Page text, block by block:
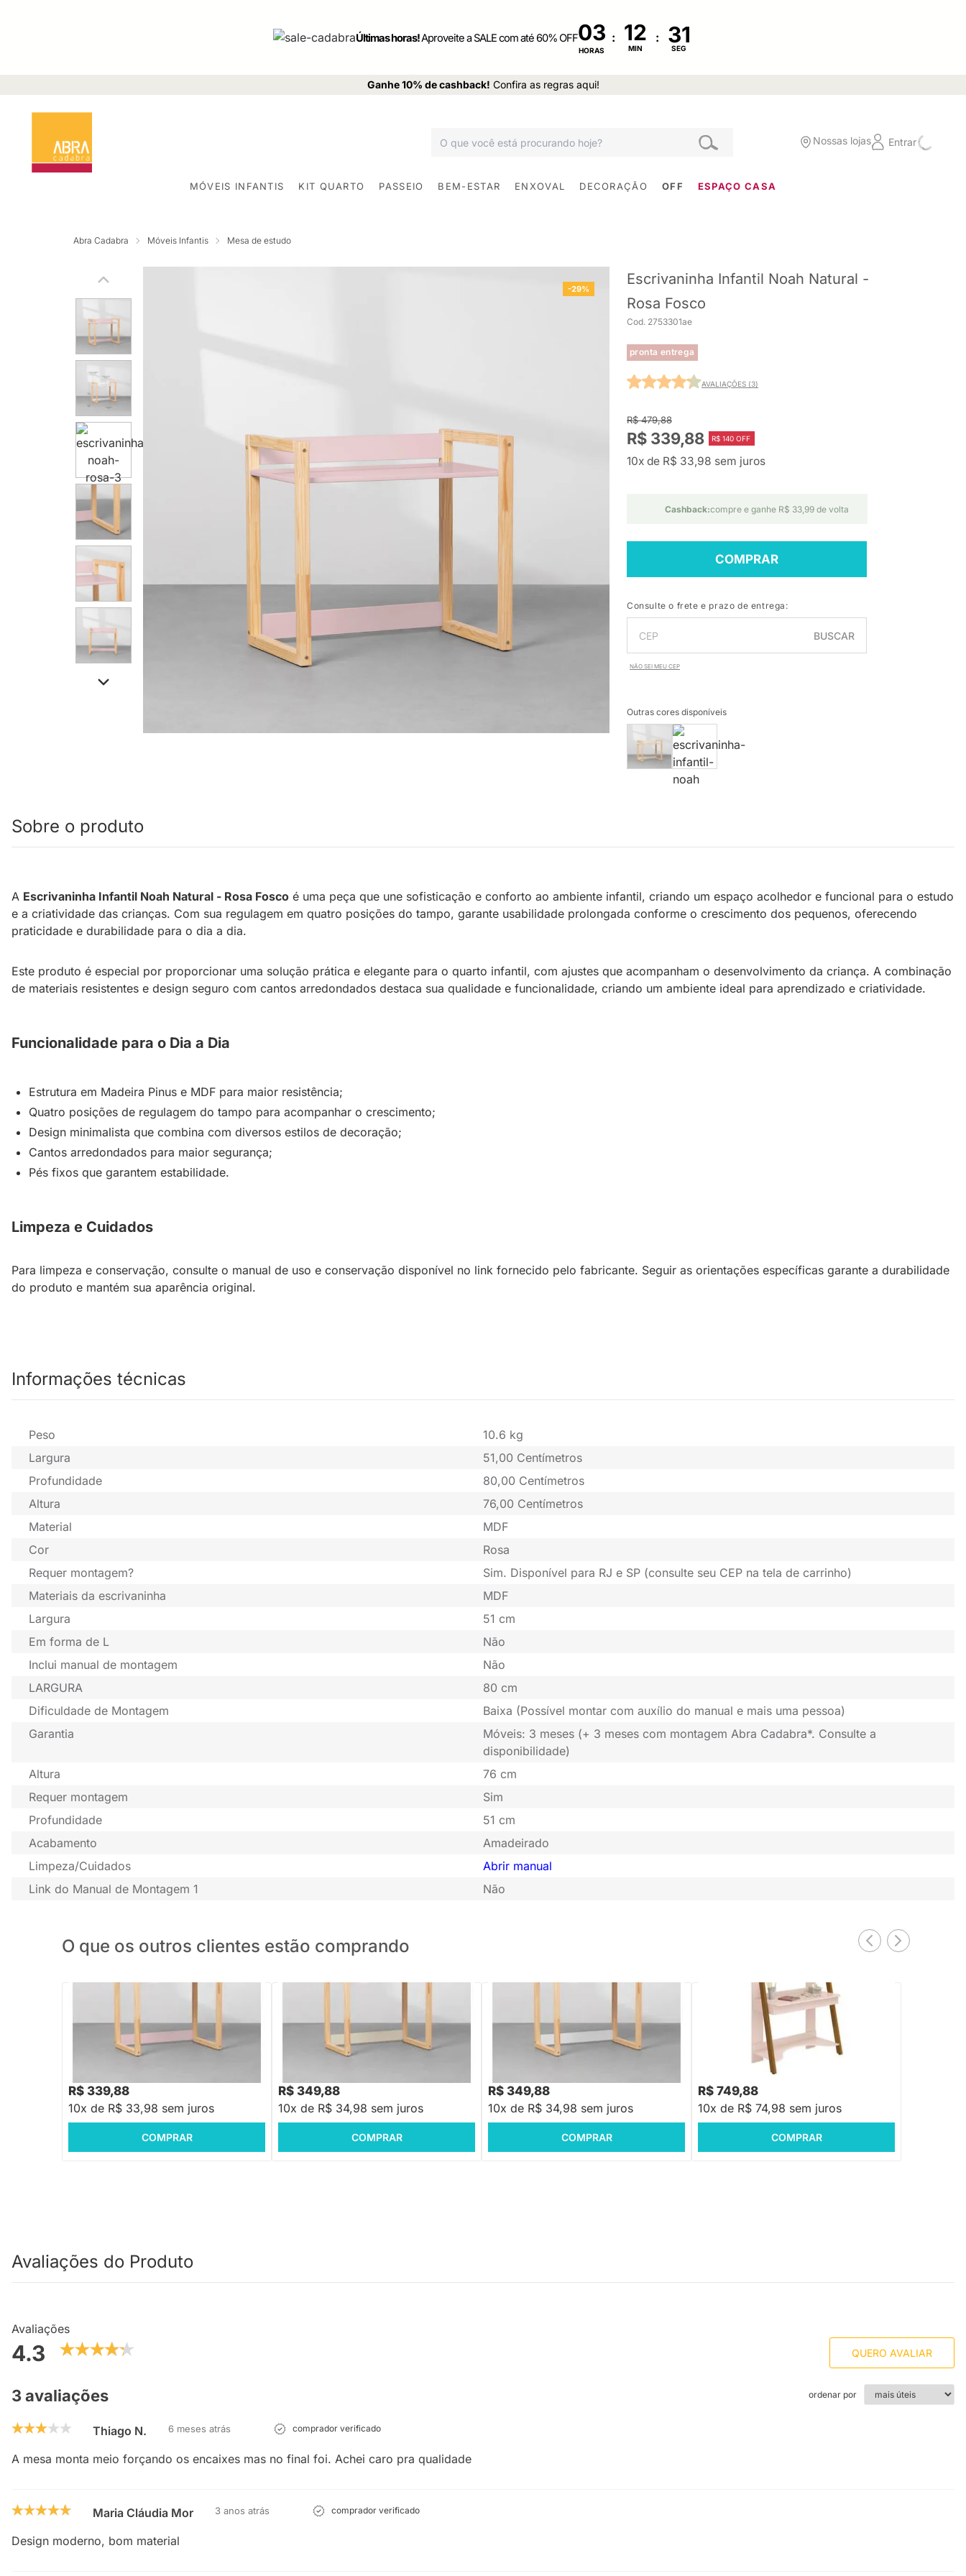
Últimas horas!Aproveite a SALE com até 60% OFF03
HORAS
:
MIN
:
SEG
Ganhe 10% de cashback! Confira as regras aqui!
Nossas lojas Entrar
MÓVEIS INFANTIS KIT QUARTO PASSEIO BEM-ESTAR ENXOVAL DECORAÇÃO OFF ESPAÇO CASA
Abra Cadabra Móveis Infantis Mesa de estudo
-29%
Escrivaninha Infantil Noah Natural -
Rosa Fosco
Cod. 2753301ae
pronta entrega
AVALIAÇÕES (3)
R$ 479,88
R$ 339,88 R$ 140 OFF
10x de R$ 33,98 sem juros
Cashback:compre e ganhe R$ 33,99 de volta
COMPRAR
Consulte o frete e prazo de entrega:
BUSCAR
NÃO SEI MEU CEP
Outras cores disponíveis
Sobre o produto
A Escrivaninha Infantil Noah Natural - Rosa Fosco é uma peça que une sofisticação e conforto ao ambiente infantil, criando um espaço acolhedor e funcional para o estudo
e a criatividade das crianças. Com sua regulagem em quatro posições do tampo, garante usabilidade prolongada conforme o crescimento dos pequenos, oferecendo
praticidade e durabilidade para o dia a dia.
Este produto é especial por proporcionar uma solução prática e elegante para o quarto infantil, com ajustes que acompanham o desenvolvimento da criança. A combinação
de materiais resistentes e design seguro com cantos arredondados destaca sua qualidade e funcionalidade, criando um ambiente ideal para aprendizado e criatividade.
Funcionalidade para o Dia a Dia
Estrutura em Madeira Pinus e MDF para maior resistência;
Quatro posições de regulagem do tampo para acompanhar o crescimento;
Design minimalista que combina com diversos estilos de decoração;
Cantos arredondados para maior segurança;
Pés fixos que garantem estabilidade.
Limpeza e Cuidados
Para limpeza e conservação, consulte o manual de uso e conservação disponível no link fornecido pelo fabricante. Seguir as orientações específicas garante a durabilidade
do produto e mantém sua aparência original.
Informações técnicas
Peso
10.6 kg
Largura
51,00 Centímetros
Profundidade
80,00 Centímetros
Altura
76,00 Centímetros
Material
MDF
Cor
Rosa
Requer montagem?
Sim. Disponível para RJ e SP (consulte seu CEP na tela de carrinho)
Materiais da escrivaninha
MDF
Largura
51 cm
Em forma de L
Não
Inclui manual de montagem
Não
LARGURA
80 cm
Dificuldade de Montagem
Baixa (Possível montar com auxílio do manual e mais uma pessoa)
Garantia
Móveis: 3 meses (+ 3 meses com montagem Abra Cadabra*. Consulte a
disponibilidade)
Altura
76 cm
Requer montagem
Sim
Profundidade
51 cm
Acabamento
Amadeirado
Limpeza/Cuidados
Abrir manual
Link do Manual de Montagem 1
Não
O que os outros clientes estão comprando
Escrivaninha Infantil Noah Natural - Rosa
R$ 339,88
10x de R$ 33,98 sem juros
COMPRAR
Escrivaninha Infantil Noah Natural - Areia
R$ 349,88
10x de R$ 34,98 sem juros
COMPRAR
Escrivaninha Infantil Noah Natural e
Branco Fosco – 80cm
R$ 349,88
10x de R$ 34,98 sem juros
COMPRAR
PRONTA ENTREGA
Escrivaninha com Estante Noah Nozes e
Rosa Fosco – 95cm
-16%
R$ 749,88
10x de R$ 74,98 sem juros
COMPRAR
Avaliações do Produto
Avaliações
4.3 QUERO AVALIAR
3 avaliações ordenar por
Thiago N. 6 meses atrás comprador verificado
A mesa monta meio forçando os encaixes mas no final foi. Achei caro pra qualidade
Maria Cláudia Moreira 3 anos atrás comprador verificado
Design moderno, bom material